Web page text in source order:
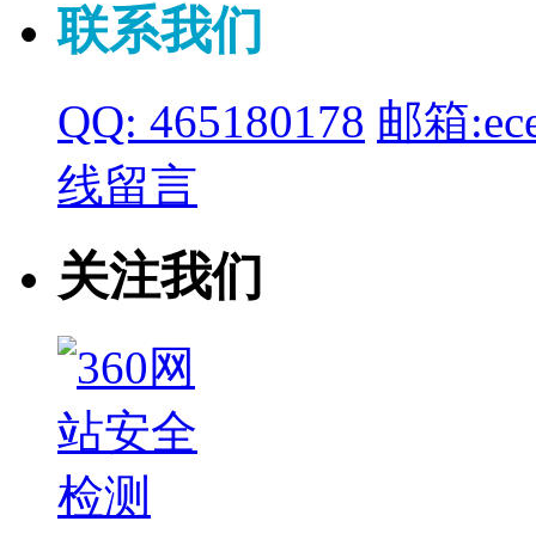
联系我们
QQ: 465180178 邮箱
线留言
关注我们